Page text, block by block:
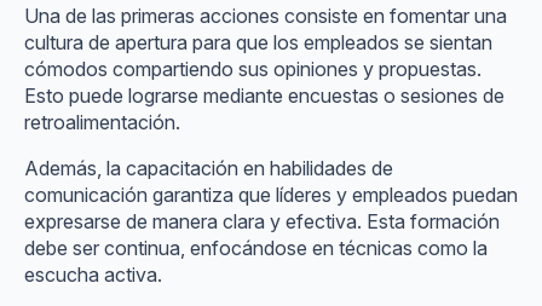
Una de las primeras acciones consiste en fomentar una
cultura de apertura para que los empleados se sientan
cómodos compartiendo sus opiniones y propuestas.
Esto puede lograrse mediante encuestas o sesiones de
retroalimentación.
Además, la capacitación en habilidades de
comunicación garantiza que líderes y empleados puedan
expresarse de manera clara y efectiva. Esta formación
debe ser continua, enfocándose en técnicas como la
escucha activa.